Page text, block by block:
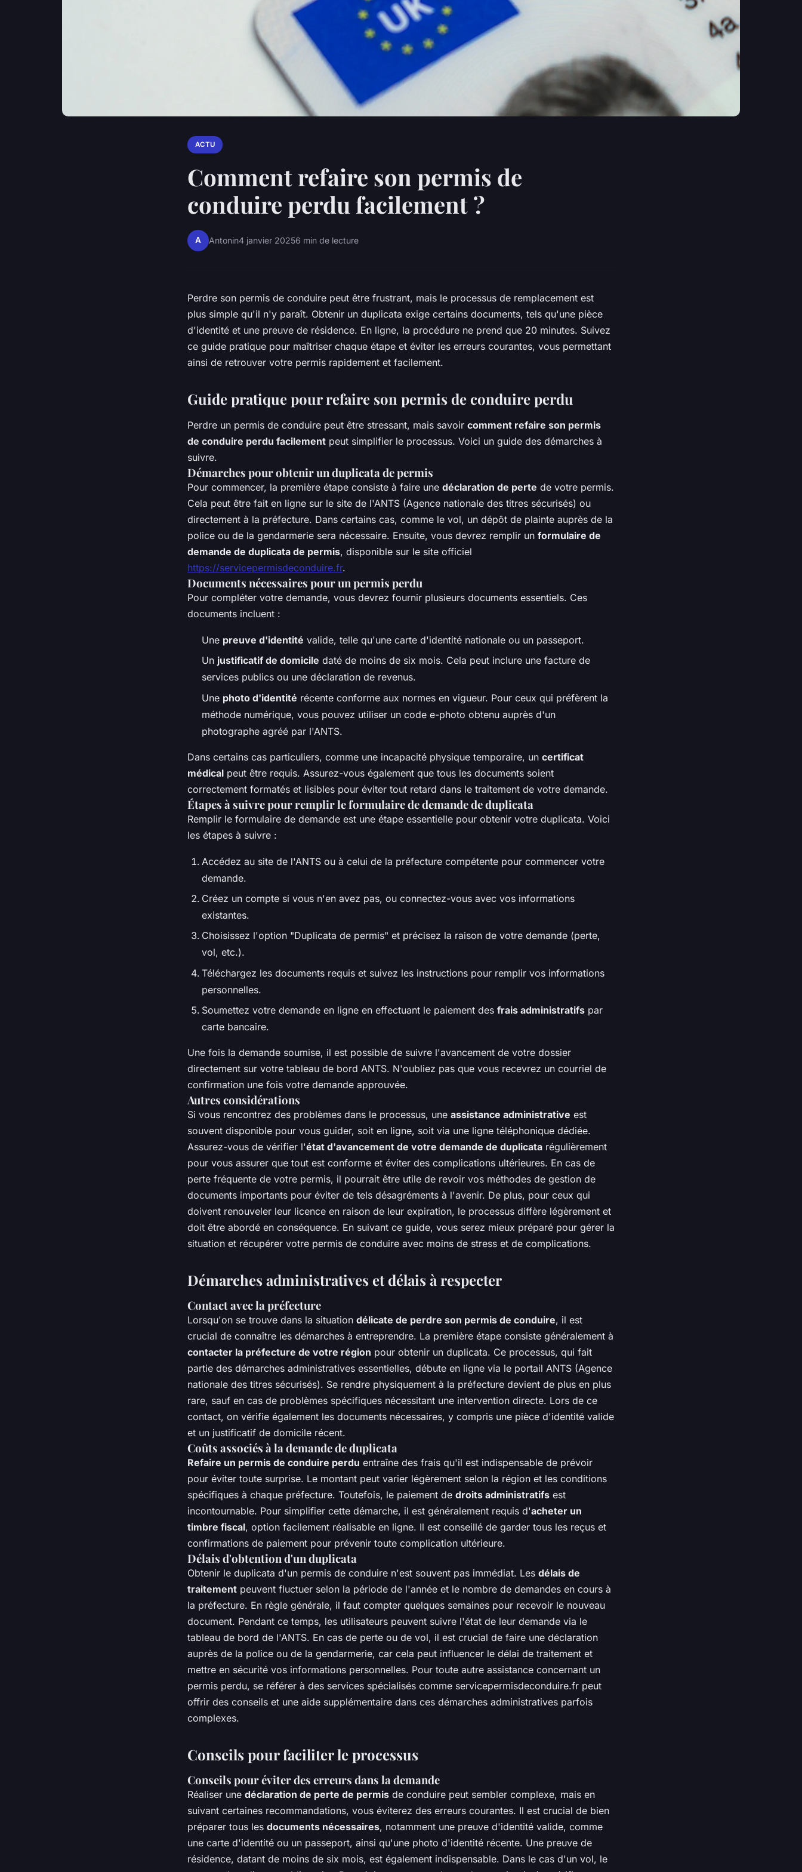
ACTU
Comment refaire son permis de
conduire perdu facilement ?
A Antonin4 janvier 20256 min de lecture
Perdre son permis de conduire peut être frustrant, mais le processus de remplacement est
plus simple qu'il n'y paraît. Obtenir un duplicata exige certains documents, tels qu'une pièce
d'identité et une preuve de résidence. En ligne, la procédure ne prend que 20 minutes. Suivez
ce guide pratique pour maîtriser chaque étape et éviter les erreurs courantes, vous permettant
ainsi de retrouver votre permis rapidement et facilement.
Guide pratique pour refaire son permis de conduire perdu
Perdre un permis de conduire peut être stressant, mais savoir comment refaire son permis
de conduire perdu facilement peut simplifier le processus. Voici un guide des démarches à
suivre.
Démarches pour obtenir un duplicata de permis
Pour commencer, la première étape consiste à faire une déclaration de perte de votre permis.
Cela peut être fait en ligne sur le site de l'ANTS (Agence nationale des titres sécurisés) ou
directement à la préfecture. Dans certains cas, comme le vol, un dépôt de plainte auprès de la
police ou de la gendarmerie sera nécessaire. Ensuite, vous devrez remplir un formulaire de
demande de duplicata de permis, disponible sur le site officiel
https://servicepermisdeconduire.fr.
Documents nécessaires pour un permis perdu
Pour compléter votre demande, vous devrez fournir plusieurs documents essentiels. Ces
documents incluent :
Une preuve d'identité valide, telle qu'une carte d'identité nationale ou un passeport.
Un justificatif de domicile daté de moins de six mois. Cela peut inclure une facture de
services publics ou une déclaration de revenus.
Une photo d'identité récente conforme aux normes en vigueur. Pour ceux qui préfèrent la
méthode numérique, vous pouvez utiliser un code e-photo obtenu auprès d'un
photographe agréé par l'ANTS.
Dans certains cas particuliers, comme une incapacité physique temporaire, un certificat
médical peut être requis. Assurez-vous également que tous les documents soient
correctement formatés et lisibles pour éviter tout retard dans le traitement de votre demande.
Étapes à suivre pour remplir le formulaire de demande de duplicata
Remplir le formulaire de demande est une étape essentielle pour obtenir votre duplicata. Voici
les étapes à suivre :
Accédez au site de l'ANTS ou à celui de la préfecture compétente pour commencer votre
demande.
Créez un compte si vous n'en avez pas, ou connectez-vous avec vos informations
existantes.
Choisissez l'option "Duplicata de permis" et précisez la raison de votre demande (perte,
vol, etc.).
Téléchargez les documents requis et suivez les instructions pour remplir vos informations
personnelles.
Soumettez votre demande en ligne en effectuant le paiement des frais administratifs par
carte bancaire.
Une fois la demande soumise, il est possible de suivre l'avancement de votre dossier
directement sur votre tableau de bord ANTS. N'oubliez pas que vous recevrez un courriel de
confirmation une fois votre demande approuvée.
Autres considérations
Si vous rencontrez des problèmes dans le processus, une assistance administrative est
souvent disponible pour vous guider, soit en ligne, soit via une ligne téléphonique dédiée.
Assurez-vous de vérifier l'état d'avancement de votre demande de duplicata régulièrement
pour vous assurer que tout est conforme et éviter des complications ultérieures. En cas de
perte fréquente de votre permis, il pourrait être utile de revoir vos méthodes de gestion de
documents importants pour éviter de tels désagréments à l'avenir. De plus, pour ceux qui
doivent renouveler leur licence en raison de leur expiration, le processus diffère légèrement et
doit être abordé en conséquence. En suivant ce guide, vous serez mieux préparé pour gérer la
situation et récupérer votre permis de conduire avec moins de stress et de complications.
Démarches administratives et délais à respecter
Contact avec la préfecture
Lorsqu'on se trouve dans la situation délicate de perdre son permis de conduire, il est
crucial de connaître les démarches à entreprendre. La première étape consiste généralement à
contacter la préfecture de votre région pour obtenir un duplicata. Ce processus, qui fait
partie des démarches administratives essentielles, débute en ligne via le portail ANTS (Agence
nationale des titres sécurisés). Se rendre physiquement à la préfecture devient de plus en plus
rare, sauf en cas de problèmes spécifiques nécessitant une intervention directe. Lors de ce
contact, on vérifie également les documents nécessaires, y compris une pièce d'identité valide
et un justificatif de domicile récent.
Coûts associés à la demande de duplicata
Refaire un permis de conduire perdu entraîne des frais qu'il est indispensable de prévoir
pour éviter toute surprise. Le montant peut varier légèrement selon la région et les conditions
spécifiques à chaque préfecture. Toutefois, le paiement de droits administratifs est
incontournable. Pour simplifier cette démarche, il est généralement requis d'acheter un
timbre fiscal, option facilement réalisable en ligne. Il est conseillé de garder tous les reçus et
confirmations de paiement pour prévenir toute complication ultérieure.
Délais d'obtention d'un duplicata
Obtenir le duplicata d'un permis de conduire n'est souvent pas immédiat. Les délais de
traitement peuvent fluctuer selon la période de l'année et le nombre de demandes en cours à
la préfecture. En règle générale, il faut compter quelques semaines pour recevoir le nouveau
document. Pendant ce temps, les utilisateurs peuvent suivre l'état de leur demande via le
tableau de bord de l'ANTS. En cas de perte ou de vol, il est crucial de faire une déclaration
auprès de la police ou de la gendarmerie, car cela peut influencer le délai de traitement et
mettre en sécurité vos informations personnelles. Pour toute autre assistance concernant un
permis perdu, se référer à des services spécialisés comme servicepermisdeconduire.fr peut
offrir des conseils et une aide supplémentaire dans ces démarches administratives parfois
complexes.
Conseils pour faciliter le processus
Conseils pour éviter des erreurs dans la demande
Réaliser une déclaration de perte de permis de conduire peut sembler complexe, mais en
suivant certaines recommandations, vous éviterez des erreurs courantes. Il est crucial de bien
préparer tous les documents nécessaires, notamment une preuve d'identité valide, comme
une carte d'identité ou un passeport, ainsi qu'une photo d'identité récente. Une preuve de
résidence, datant de moins de six mois, est également indispensable. Dans le cas d'un vol, le